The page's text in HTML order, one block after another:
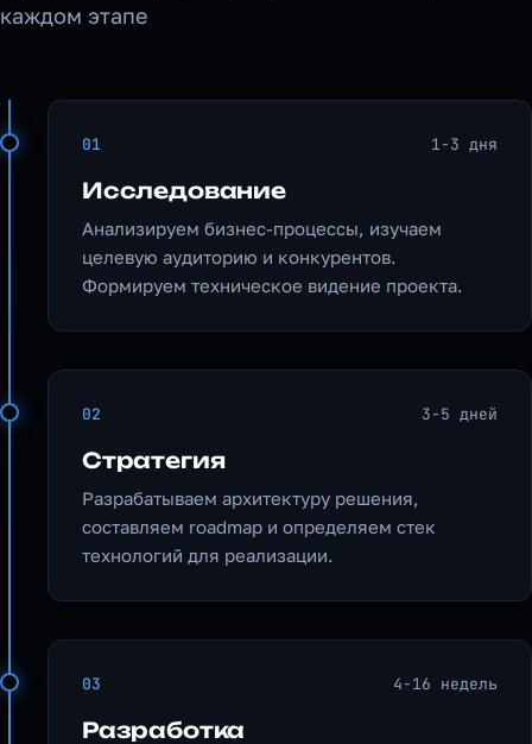
каждом этапе
01 1-3 дня
Исследование
Анализируем бизнес-процессы, изучаем
целевую аудиторию и конкурентов.
Формируем техническое видение проекта.
02 3-5 дней
Стратегия
Разрабатываем архитектуру решения,
составляем roadmap и определяем стек
технологий для реализации.
03 4-16 недель
Разработка